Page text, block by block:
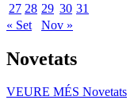
27 28 29 30 31
« Set
Nov »
Novetats
VEURE MÉS Novetats